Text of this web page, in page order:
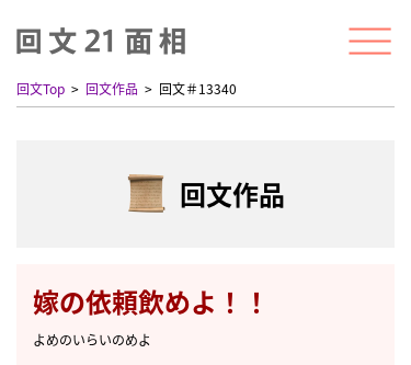
回文Top 回文作品 回文＃13340
回文作品
嫁の依頼飲めよ！！
よめのいらいのめよ